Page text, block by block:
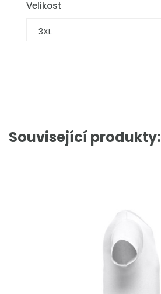
Velikost
3XL
Související produkty: